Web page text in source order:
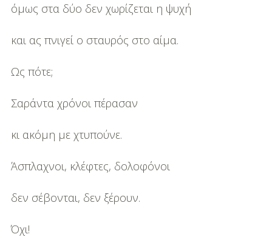
όμως στα δύο δεν χωρίζεται η ψυχή
και ας πνιγεί ο σταυρός στο αίμα.
Ως πότε;
Σαράντα χρόνοι πέρασαν
κι ακόμη με χτυπούνε.
Άσπλαχνοι, κλέφτες, δολοφόνοι
δεν σέβονται, δεν ξέρουν.
Όχι!